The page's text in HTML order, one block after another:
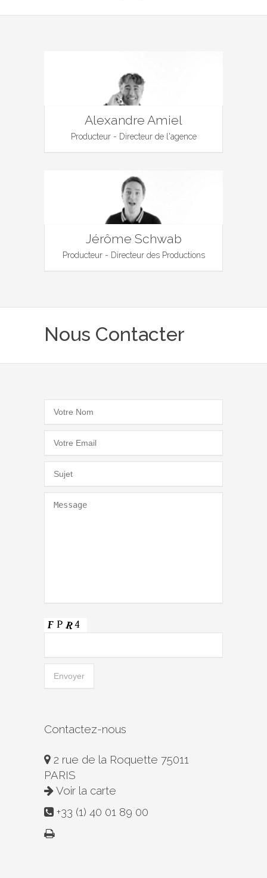
Alexandre Amiel
Producteur - Directeur de l'agence
Jérôme Schwab
Producteur - Directeur des Productions
Nous Contacter
Contactez-nous
2 rue de la Roquette 75011
PARIS
Voir la carte
+33 (1) 40 01 89 00